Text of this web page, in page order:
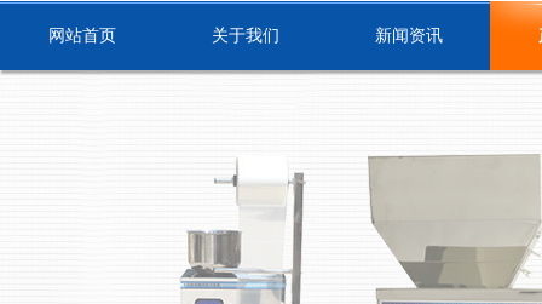
网站首页 关于我们 新闻资讯